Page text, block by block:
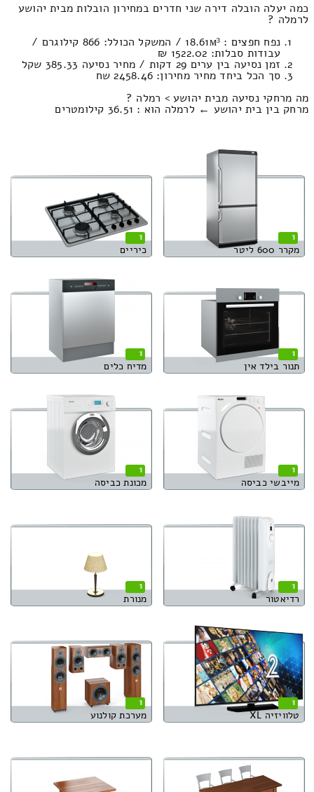
כמה יעלה הובלה דירה שני חדרים במחירון הובלות מבית יהושע
לרמלה ?
נפח חפצים : 18.61м³ / המשקל הכולל: 866 קילוגרם /
עבודות סבלות: 1522.02 ₪
זמן נסיעה בין ערים 29 דקות / מחיר נסיעה 385.33 שקל
סך הכל ביחד מחיר מחירון: 2458.46 שח
מה מרחקי נסיעה מבית יהושע > רמלה ?
מרחק בין בית יהושע ← לרמלה הוא : 36.51 קילומטרים
1
מקרר 600 ליטר
1
כיריים
1
תנור בילד אין
1
מדיח כלים
1
מייבשי כביסה
1
מכונת כביסה
1
רדיאטור
1
מנורת
1
טלוויזיה XL
1
מערכת קולנוע